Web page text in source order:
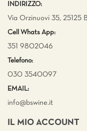
INDIRIZZO:
Via Orzinuovi 35, 25125
Cell Whats App:
351 9802046
Telefono:
030 3540097
EMAIL:
info@bswine.it
IL MIO ACCOUNT